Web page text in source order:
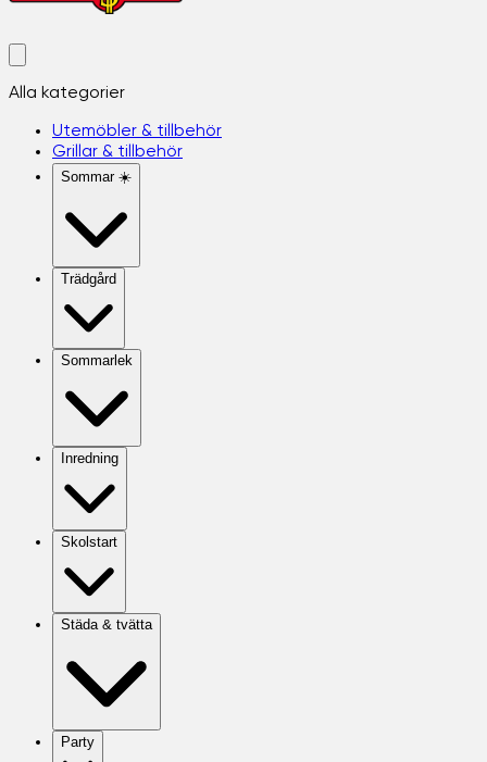
Alla kategorier
Utemöbler & tillbehör
Grillar & tillbehör
Sommar ☀️
Trädgård
Sommarlek
Inredning
Skolstart
Städa & tvätta
Party